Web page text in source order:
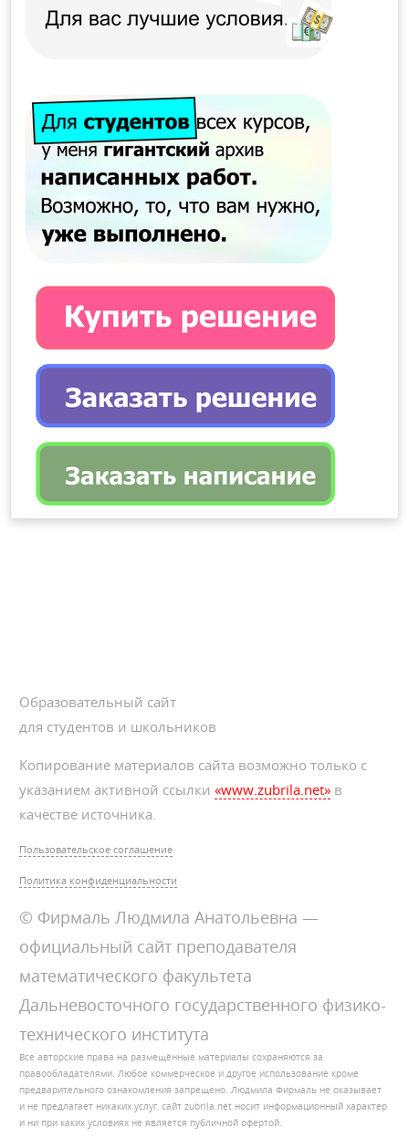
Образовательный сайт
для студентов и школьников
Копирование материалов сайта возможно только с
указанием активной ссылки«www.zubrila.net» в
качестве источника.
Пользовательское соглашение
Политика конфиденциальности
© Фирмаль Людмила Анатольевна —
официальный сайт преподавателя
математического факультета
Дальневосточного государственного физико-
технического института
Все авторские права на размещённые материалы сохраняются за
правообладателями. Любое коммерческое и другое использование кроме
предварительного ознакомления запрещено. Людмила Фирмаль не оказывает
и не предлагает никаких услуг, сайт zubrila.net носит информационный характер
и ни при каких условиях не является публичной офертой.